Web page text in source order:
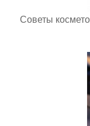
Советы